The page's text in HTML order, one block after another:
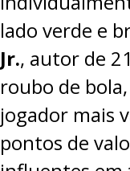
lado verde e
Jr., autor de
roubo de
jogador mais
pontos de